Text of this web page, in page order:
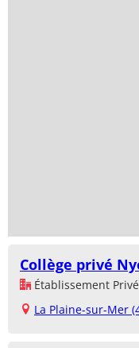
Collège privé
Établissement Privé
La Plaine-sur-Mer